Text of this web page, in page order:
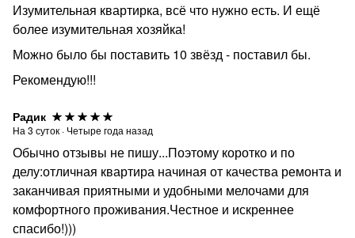
Изумительная квартирка, всё что нужно есть. И ещё
более изумительная хозяйка!
Можно было бы поставить 10 звёзд - поставил бы.
Рекомендую!!!
Радик
На 3 суток · Четыре года назад
Обычно отзывы не пишу...Поэтому коротко и по
делу:отличная квартира начиная от качества ремонта и
заканчивая приятными и удобными мелочами для
комфортного проживания.Честное и искреннее
спасибо!)))